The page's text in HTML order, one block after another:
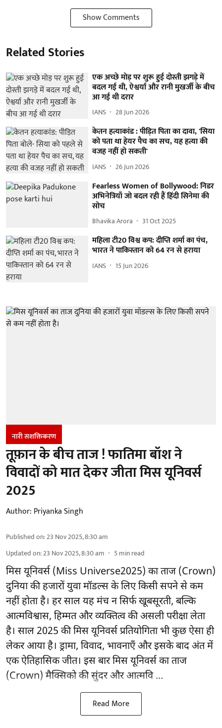
Show Comments
Related Stories
एक अच्छे मोड़ पर शुरू हुई दोस्ती झगड़े में
बदल गई थी, ऐश्वर्या और रानी मुखर्जी के बीच
आ गई थी दरार
IANS 28 Jun 2026
केतन हत्याकांड : पीड़ित पिता का दावा, 'सिया
को पता था हेयर पैच का सच, यह हत्या की
वजह नहीं हो सकती'
IANS 26 Jun 2026
Fearless Women of Bollywood: निडर
अभिनेत्रियाँ जो बदल रही हैं हिंदी सिनेमा की
सोच
Bhavika Arora 31 Oct 2025
महिला टी20 विश्व कप: दीप्ति शर्मा का पंच,
भारत ने पाकिस्तान को 64 रन से हराया
IANS 15 Jun 2026
नारी सशक्तिकरण
तूफ़ान के बीच ताज ! फातिमा बॉश ने
विवादों को मात देकर जीता मिस यूनिवर्स
2025
Author: Priyanka Singh
Published on:23 Nov 2025, 8:30 am
Updated on:23 Nov 2025, 8:30 am 5min read
मिस यूनिवर्स (Miss Universe2025) का ताज (Crown)
दुनिया की हजारों युवा मॉडल्स के लिए किसी सपने से कम
नहीं होता है। हर साल यह मंच न सिर्फ खूबसूरती, बल्कि
आत्मविश्वास, हिम्मत और व्यक्तित्व की असली परीक्षा लेता
है। साल 2025 की मिस यूनिवर्स प्रतियोगिता भी कुछ ऐसा ही
लेकर आया है। ड्रामा, विवाद, भावनाएँ और इसके बाद अंत में
एक ऐतिहासिक जीत। इस बार मिस यूनिवर्स का ताज
(Crown) मैक्सिको की सुंदर और आत्मवि ...
Read More